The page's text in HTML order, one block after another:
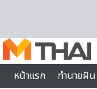
หน้าแรก
ทำนายฝัน